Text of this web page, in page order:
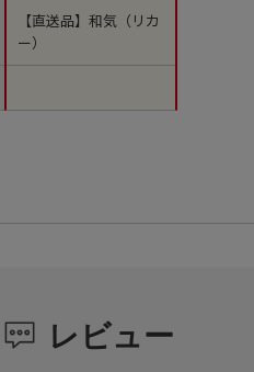
【直送品】和気（リカ
ー）
レビュー